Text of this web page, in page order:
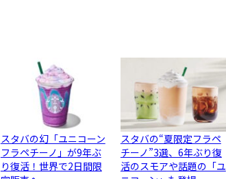
スタバの幻「ユニコーン
フラペチーノ」が9年ぶ
り復活！世界で2日間限
スタバの“夏限定フラペ
チーノ”3選、6年ぶり復
活のスモアや話題の「ユ